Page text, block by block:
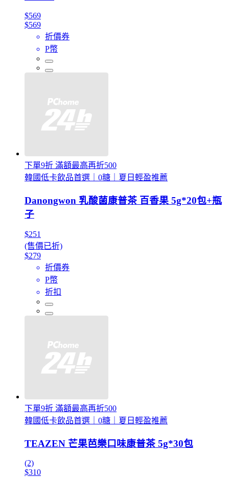
$569
$569
折價券
P幣
下單9折 滿額最高再折500
韓國低卡飲品首選｜0糖｜夏日輕盈推薦
Danongwon 乳酸菌康普茶 百香果 5g*20包+瓶
子
$251
(售價已折)
$279
折價券
P幣
折扣
下單9折 滿額最高再折500
韓國低卡飲品首選｜0糖｜夏日輕盈推薦
TEAZEN 芒果芭樂口味康普茶 5g*30包
(2)
$310